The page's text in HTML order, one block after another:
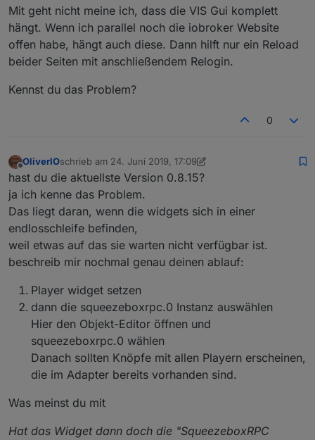
Mit geht nicht meine ich, dass die VIS Gui komplett
hängt. Wenn ich parallel noch die iobroker Website
offen habe, hängt auch diese. Dann hilft nur ein Reload
beider Seiten mit anschließendem Relogin.
Kennst du das Problem?
0
Offline
OliverIOschrieb am 24. Juni 2019, 17:09
zuletzt editiert von OliverIO
hast du die aktuellste Version 0.8.15?
ja ich kenne das Problem.
Das liegt daran, wenn die widgets sich in einer
endlosschleife befinden,
weil etwas auf das sie warten nicht verfügbar ist.
beschreib mir nochmal genau deinen ablauf:
Player widget setzen
dann die squeezeboxrpc.0 Instanz auswählen
Hier den Objekt-Editor öffnen und
squeezeboxrpc.0 wählen
Danach sollten Knöpfe mit allen Playern erscheinen,
die im Adapter bereits vorhanden sind.
Was meinst du mit
Hat das Widget dann doch die "SqueezeboxRPC